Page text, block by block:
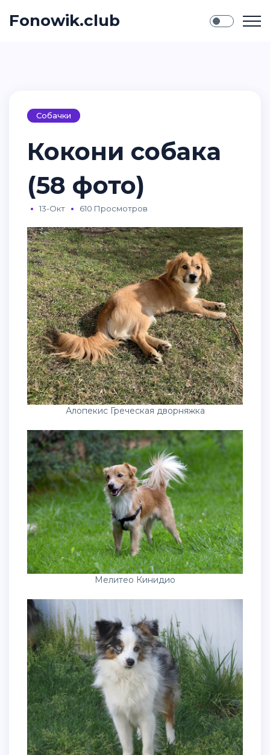
Fonowik.club
Собачки
Кокони собака
(58 фото)
13-Окт 610 Просмотров
Алопекис Греческая дворняжка
Мелитео Кинидио